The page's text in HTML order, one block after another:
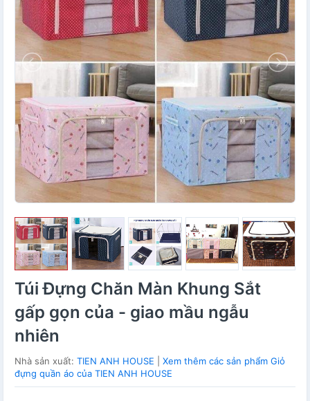
Túi Đựng Chăn Màn Khung Sắt
gấp gọn của - giao mầu ngẫu
nhiên
Nhà sản xuất: TIEN ANH HOUSE
Xem thêm các sản phẩm Giỏ
đựng quần áo của TIEN ANH HOUSE